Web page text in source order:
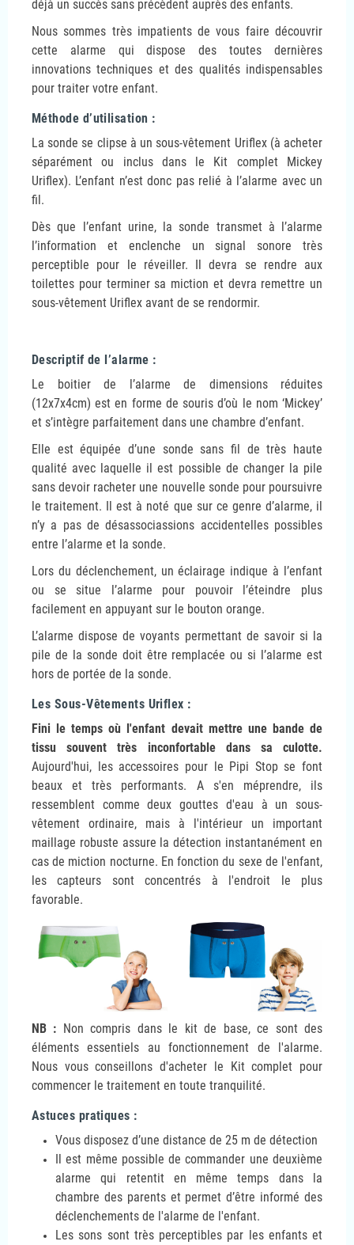
déjà un succès sans précèdent auprès des enfants.
Nous sommes très impatients de vous faire découvrir
cette alarme qui dispose des toutes dernières
innovations techniques et des qualités indispensables
pour traiter votre enfant.
Méthode d’utilisation :
La sonde se clipse à un sous-vêtement Uriflex (à acheter
séparément ou inclus dans le Kit complet Mickey
Uriflex). L’enfant n’est donc pas relié à l’alarme avec un
fil.
Dès que l’enfant urine, la sonde transmet à l’alarme
l’information et enclenche un signal sonore très
perceptible pour le réveiller. Il devra se rendre aux
toilettes pour terminer sa miction et devra remettre un
sous-vêtement Uriflex avant de se rendormir.
Descriptif de l’alarme :
Le boitier de l’alarme de dimensions réduites
(12x7x4cm) est en forme de souris d’où le nom ‘Mickey’
et s’intègre parfaitement dans une chambre d’enfant.
Elle est équipée d’une sonde sans fil de très haute
qualité avec laquelle il est possible de changer la pile
sans devoir racheter une nouvelle sonde pour poursuivre
le traitement. Il est à noté que sur ce genre d’alarme, il
n’y a pas de désassociassions accidentelles possibles
entre l’alarme et la sonde.
Lors du déclenchement, un éclairage indique à l’enfant
ou se situe l’alarme pour pouvoir l’éteindre plus
facilement en appuyant sur le bouton orange.
L’alarme dispose de voyants permettant de savoir si la
pile de la sonde doit être remplacée ou si l’alarme est
hors de portée de la sonde.
Les Sous-Vêtements Uriflex :
Fini le temps où l'enfant devait mettre une bande de
tissu souvent très inconfortable dans sa culotte.
Aujourd'hui, les accessoires pour le Pipi Stop se font
beaux et très performants. A s'en méprendre, ils
ressemblent comme deux gouttes d'eau à un sous-
vêtement ordinaire, mais à l'intérieur un important
maillage robuste assure la détection instantanément en
cas de miction nocturne. En fonction du sexe de l'enfant,
les capteurs sont concentrés à l'endroit le plus
favorable.
NB : Non compris dans le kit de base, ce sont des
éléments essentiels au fonctionnement de l'alarme.
Nous vous conseillons d'acheter le Kit complet pour
commencer le traitement en toute tranquilité.
Astuces pratiques :
Vous disposez d’une distance de 25 m de détection
Il est même possible de commander une deuxième
alarme qui retentit en même temps dans la
chambre des parents et permet d’être informé des
déclenchements de l'alarme de l'enfant.
Les sons sont très perceptibles par les enfants et